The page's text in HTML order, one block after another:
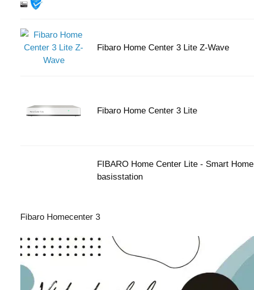
Fibaro Home Center 3 Lite Z-Wave
Fibaro Home Center 3 Lite
FIBARO Home Center Lite - Smart Home
basisstation
Fibaro Homecenter 3